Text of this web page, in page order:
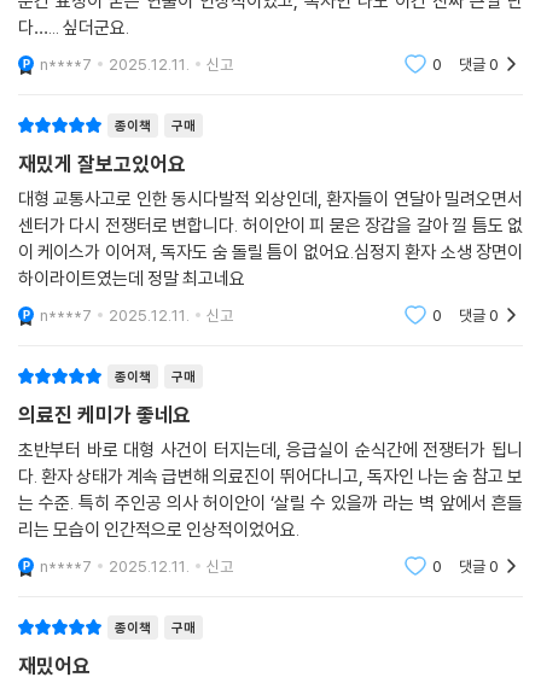
다…... 싶더군요.
n****7 2025.12.11. 신고 0 댓글0
종이책 구매
재밌게 잘보고있어요
대형 교통사고로 인한 동시다발적 외상인데, 환자들이 연달아 밀려오면서
센터가 다시 전쟁터로 변합니다. 허이안이 피 묻은 장갑을 갈아 낄 틈도 없
이 케이스가 이어져, 독자도 숨 돌릴 틈이 없어요.심정지 환자 소생 장면이
하이라이트였는데 정말 최고네요
n****7 2025.12.11. 신고 0 댓글0
종이책 구매
의료진 케미가 좋네요
초반부터 바로 대형 사건이 터지는데, 응급실이 순식간에 전쟁터가 됩니
다. 환자 상태가 계속 급변해 의료진이 뛰어다니고, 독자인 나는 숨 참고 보
는 수준. 특히 주인공 의사 허이안이 ‘살릴 수 있을까 라는 벽 앞에서 흔들
리는 모습이 인간적으로 인상적이었어요.
n****7 2025.12.11. 신고 0 댓글0
종이책 구매
재밌어요